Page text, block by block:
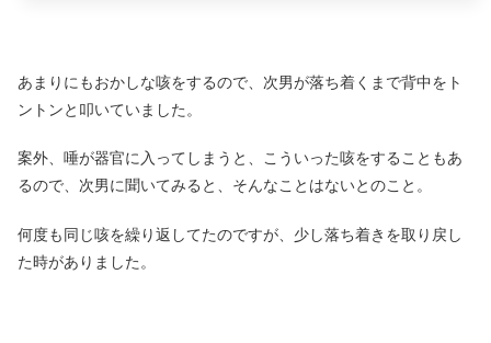
あまりにもおかしな咳をするので、次男が落ち着くまで背中をト
ントンと叩いていました。
案外、唾が器官に入ってしまうと、こういった咳をすることもあ
るので、次男に聞いてみると、そんなことはないとのこと。
何度も同じ咳を繰り返してたのですが、少し落ち着きを取り戻し
た時がありました。